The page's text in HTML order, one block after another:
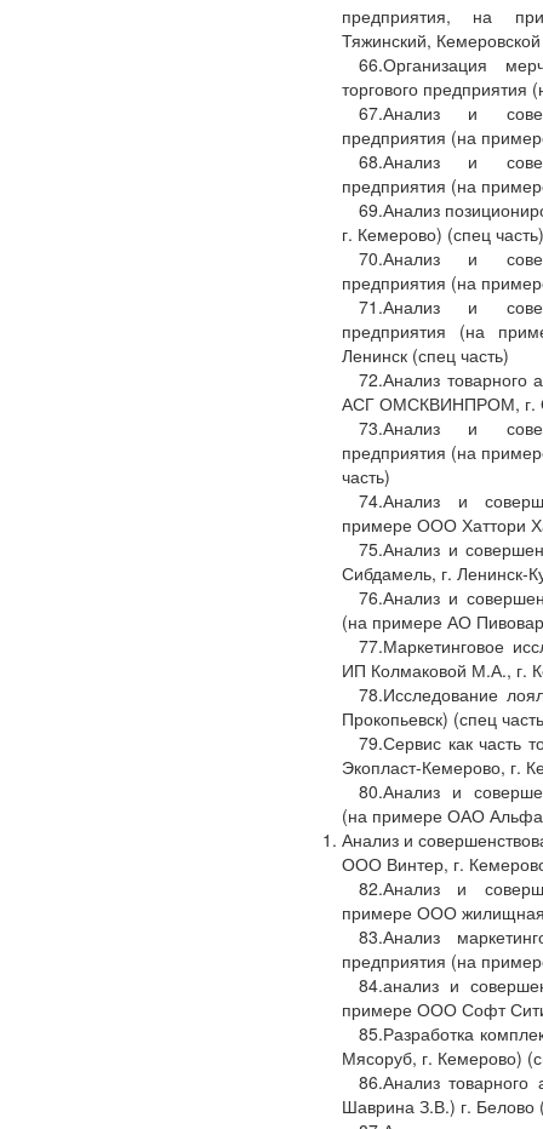
предприятия, на
Тяжинский,
66.Организация
торгового
67.Анализ и
предприятия (на
68.Анализ и
предприятия (на
69.Анализ
г. Кемерово) (спец часть)
70.Анализ и
предприятия (на
71.Анализ и
предприятия (на
Ленинск (спец часть)
72.Анализ
АСГ ОМСКВИНПРОМ, г.
73.Анализ и
предприятия (на
часть)
74.Анализ и
примере ООО Хаттори
75.Анализ и
Сибдамель, г. Ленинск-
76.Анализ и
(на примере АО
77.Маркетинговое
ИП Колмаковой М.А., г.
78.Исследование
Прокопьевск) (спец
79.Сервис как часть
Экопласт-Кемерово, г.
80.Анализ и
(на примере ОАО
Анализ и
ООО Винтер, г.
82.Анализ и
примере ООО жилищная
83.Анализ
предприятия (на
84.анализ и
примере ООО Софт
85.Разработка
Мясоруб, г. Кемерово)
86.Анализ
Шаврина З.В.) г. Белово